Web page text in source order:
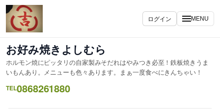
内
容
を
キ
ッ
プ
ログイン MENU
お好み焼きよしむら
ホルモン焼にピッタリの自家製みそだれはやみつき必至！鉄板焼きうま
いもんあり。メニューも色々あります。まぁ一度食べにきんちゃい！
TEL0868261880